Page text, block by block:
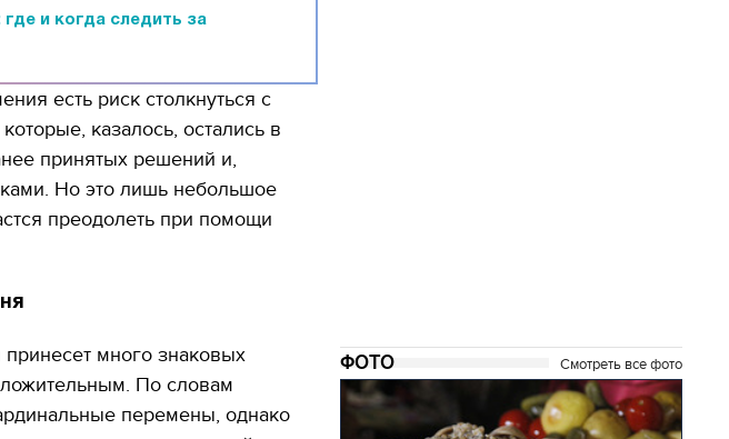
где и когда следить за
есть риск столкнуться с
казалось, остались в
принятых решений и,
Но это лишь небольшое
преодолеть при помощи
много знаковых
По словам
перемены, однако
ФОТО Смотреть все фото